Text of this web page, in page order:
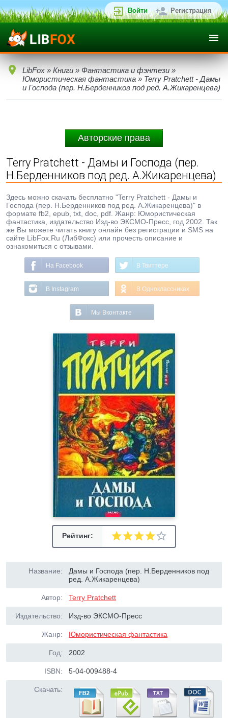
Войти Регистрация
LibFox » Книги » Фантастика и фэнтези »
Юмористическая фантастика » Terry Pratchett - Дамы
и Господа (пер. Н.Берденников под ред. А.Жикаренцева)
Авторские права
Terry Pratchett - Дамы и Господа (пер.
Н.Берденников под ред. А.Жикаренцева)
Здесь можно скачать бесплатно "Terry Pratchett - Дамы и
Господа (пер. Н.Берденников под ред. А.Жикаренцева)" в
формате fb2, epub, txt, doc, pdf. Жанр: Юмористическая
фантастика, издательство Изд-во ЭКСМО-Пресс, год 2002. Так
же Вы можете читать книгу онлайн без регистрации и SMS на
сайте LibFox.Ru (ЛибФокс) или прочесть описание и
ознакомиться с отзывами.
На Facebook В Твиттере
В Instagram В Одноклассниках
Мы Вконтакте
Рейтинг:
Название:
Дамы и Господа (пер. Н.Берденников под
ред. А.Жикаренцева)
Автор: Terry Pratchett
Издательство: Изд-во ЭКСМО-Пресс
Жанр: Юмористическая фантастика
Год: 2002
ISBN: 5-04-009488-4
Скачать: